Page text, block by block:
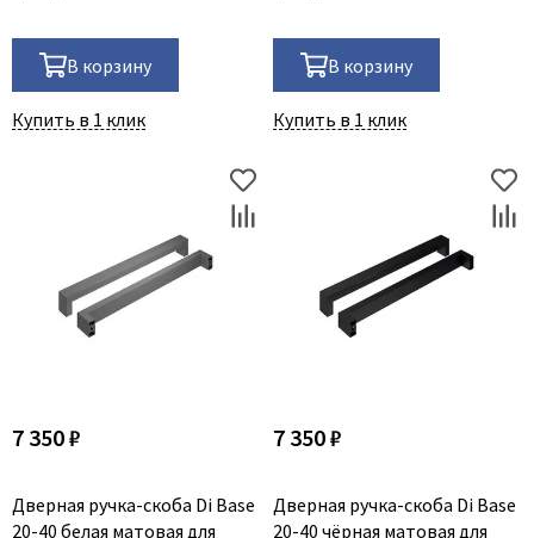
В корзину
Купить в 1 клик
В корзину
Купить в 1 клик
7 350 ₽
Дверная ручка-скоба Di Base
20-40 белая матовая для
7 350 ₽
Дверная ручка-скоба Di Base
20-40 чёрная матовая для